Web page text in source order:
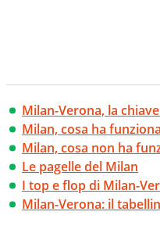
Milan-Verona, la
Milan, cosa ha
Milan, cosa non ha
Le pagelle del Milan
I top e flop di Milan-
Milan-Verona: il